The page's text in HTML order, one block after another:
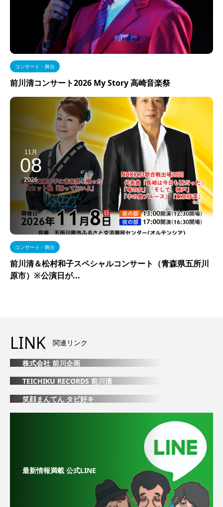
コンサート・舞台
前川清コンサート2026 My Story 高崎音楽祭
11月
08
2026
コンサート・舞台
前川清＆松村和子スペシャルコンサート（青森県五所川
原市）※公演日が...
LINK 関連リンク
株式会社 前川企画
TEICHIKU RECORDS 前川清
笑顔まんてん タビ好キ
最新情報満載 公式LINE